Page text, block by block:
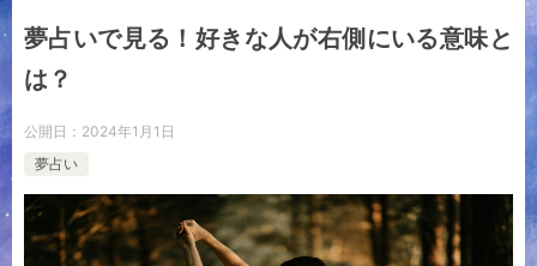
夢占いで見る！好きな人が右側にいる意味と
は？
公開日： 2024年1月1日
夢占い